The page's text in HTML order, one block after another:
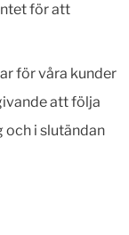
för att
för våra kunder
att följa
i slutändan